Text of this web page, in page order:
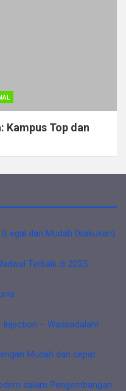
Kampus Top dan
dan Mudah Dilakukan)
Terbaik di 2025
– Waspadalah!
Mudah dan cepat
dalam Pengembangan